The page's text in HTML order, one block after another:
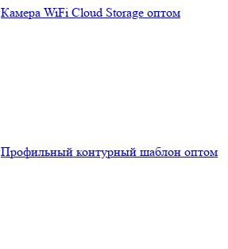
Камера WiFi Cloud Storage оптом
Профильный контурный шаблон оптом